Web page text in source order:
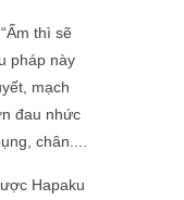
thì sẽ
pháp này
mạch
đau nhức
chân....
Hapaku